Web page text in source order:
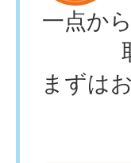
一点か
まずは